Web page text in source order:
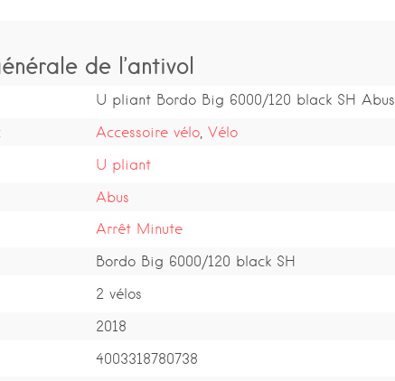
de l’antivol
U pliant Bordo Big 6000/120 black SH Abus
Accessoire vélo, Vélo
U pliant
Abus
Arrêt Minute
Bordo Big 6000/120 black SH
2 vélos
2018
4003318780738